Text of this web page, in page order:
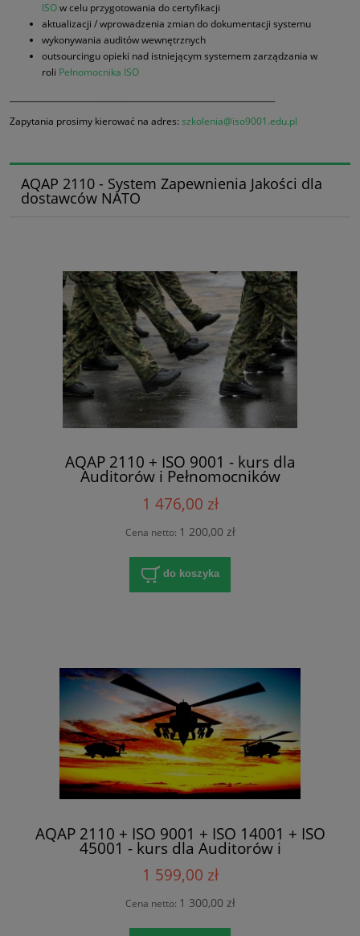
ISOw celu przygotowania do certyfikacji
aktualizacji / wprowadzenia zmian do dokumentacji systemu
wykonywania auditów wewnętrznych
outsourcingu opieki nad istniejącym systemem zarządzania w
roli Pełnomocnika ISO
Zapytania prosimy kierować na adres: szkolenia@iso9001.edu.pl
AQAP 2110 - System Zapewnienia Jakości dla
dostawców NATO
AQAP 2110 + ISO 9001 - kurs dla
Auditorów i Pełnomocników
1 476,00 zł
Cena netto: 1 200,00 zł
do koszyka
AQAP 2110 + ISO 9001 + ISO 14001 + ISO
45001 - kurs dla Auditorów i
1 599,00 zł
Cena netto: 1 300,00 zł